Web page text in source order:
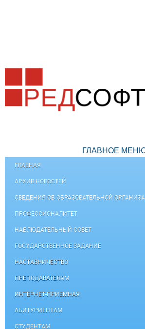
ГЛАВНОЕ
ГЛАВНАЯ
АРХИВ НОВОСТЕЙ
СВЕДЕНИЯ ОБ ОБРАЗОВАТЕЛЬНОЙ
ПРОФЕССИОНАЛИТЕТ
НАБЛЮДАТЕЛЬНЫЙ СОВЕТ
ГОСУДАРСТВЕННОЕ ЗАДАНИЕ
НАСТАВНИЧЕСТВО
ПРЕПОДАВАТЕЛЯМ
ИНТЕРНЕТ-ПРИЕМНАЯ
АБИТУРИЕНТАМ
СТУДЕНТАМ